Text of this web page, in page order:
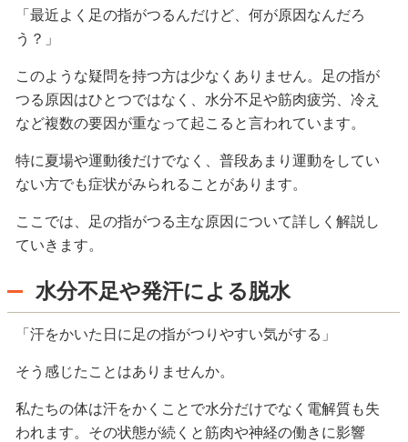
「最近よく足の指がつるんだけど、何が原因なんだろ
う？」
このような疑問を持つ方は少なくありません。足の指が
つる原因はひとつではなく、水分不足や筋肉疲労、冷え
など複数の要因が重なって起こると言われています。
特に夏場や運動後だけでなく、普段あまり運動をしてい
ない方でも症状がみられることがあります。
ここでは、足の指がつる主な原因について詳しく解説し
ていきます。
水分不足や発汗による脱水
「汗をかいた日に足の指がつりやすい気がする」
そう感じたことはありませんか。
私たちの体は汗をかくことで水分だけでなく電解質も失
われます。その状態が続くと筋肉や神経の働きに影響